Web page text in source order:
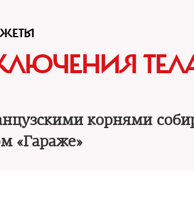
корнями
«Гараже»